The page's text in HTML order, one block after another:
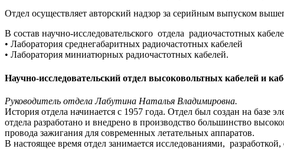
Отдел осуществляет авторский надзор за серийным выпуском
В состав научно-исследовательского отдела радиочастотных
• Лаборатория среднегабаритных радиочастотных кабелей
• Лаборатория миниатюрных радиочастотных кабелей.
Научно-исследовательский отдел высоковольтных кабелей и
Руководитель отдела Лабутина Наталья Владимировна.
История отдела начинается с 1957 года. Отдел был создан на
отдела разработано и внедрено в производство большинство
провода зажигания для современных летательных аппаратов.
В настоящее время отдел занимается исследованиями,